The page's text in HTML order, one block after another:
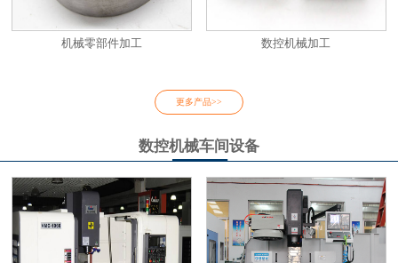
机械零部件加工 数控机械加工
更多产品>>
数控机械车间设备